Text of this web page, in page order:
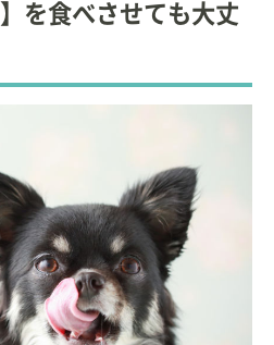
を食べさせても大丈